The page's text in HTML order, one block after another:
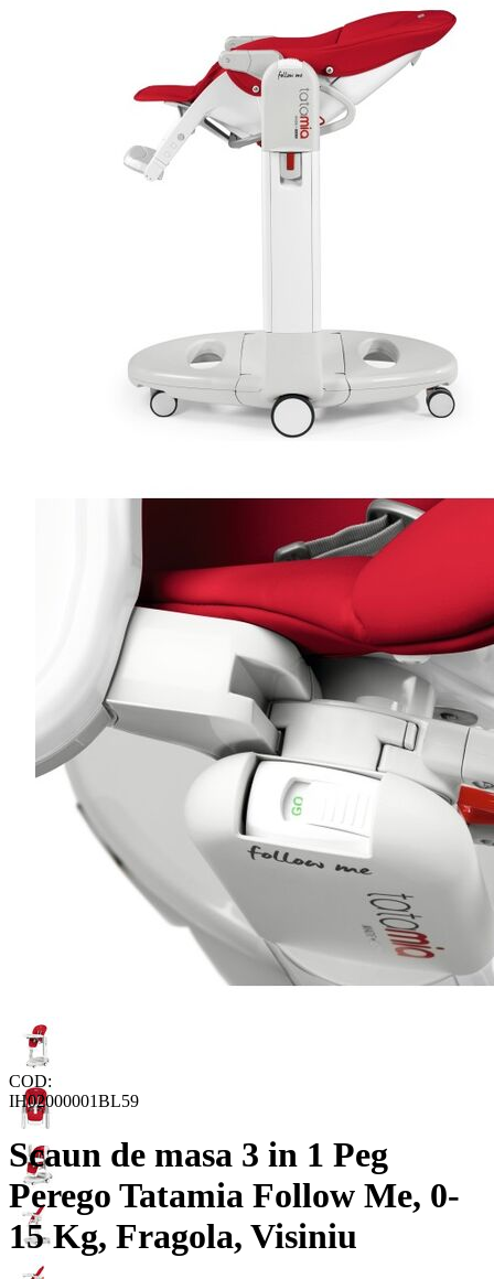
COD:
IH02000001BL59
Scaun de masa 3 in 1 Peg
Perego Tatamia Follow Me, 0-
15 Kg, Fragola, Visiniu